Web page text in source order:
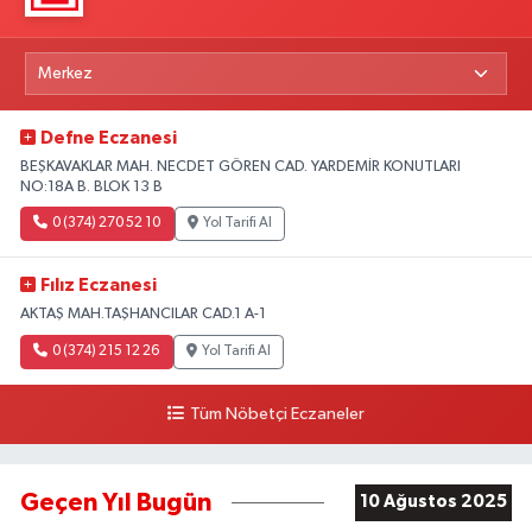
Defne Eczanesi
BEŞKAVAKLAR MAH. NECDET GÖREN CAD. YARDEMİR KONUTLARI
NO:18A B. BLOK 13 B
0 (374) 270 52 10 Yol Tarifi Al
Fılız Eczanesi
AKTAŞ MAH.TAŞHANCILAR CAD.1 A-1
0 (374) 215 12 26 Yol Tarifi Al
Tüm Nöbetçi Eczaneler
Geçen Yıl Bugün 10 Ağustos 2025